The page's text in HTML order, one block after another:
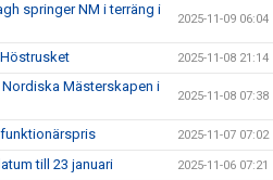
springer NM i terräng i
2025-11-09 06:04
Höstrusket 2025-11-08 21:14
Mästerskapen i
2025-11-08 07:38
2025-11-07 07:02
till 23 januari 2025-11-06 07:21